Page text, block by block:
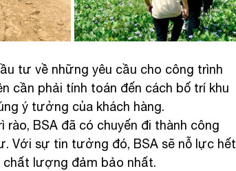
tư về những yêu cầu cho công trình
cần phải tính toán đến cách bố trí khu
ý tưởng của khách hàng.
BSA đã có chuyến đi thành công
Với sự tin tưởng đó, BSA sẽ nỗ lực hết
chất lượng đảm bảo nhất.